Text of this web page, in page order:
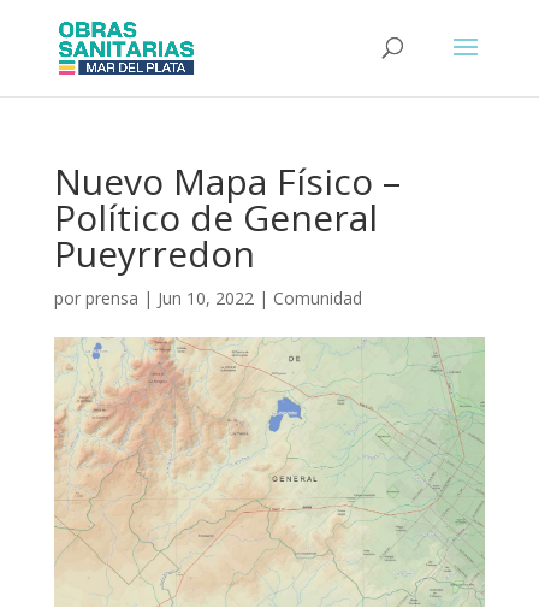
Nuevo Mapa Físico –
Político de General
Pueyrredon
por prensa | Jun 10, 2022| Comunidad